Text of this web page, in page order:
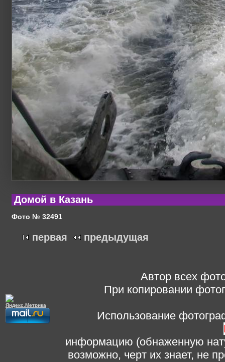
Домой в Казань
Фото № 32491
первая предыдущая
Автор всех
При копировании
Использование
информацию (обнаженную
возможно, черт их знает, не